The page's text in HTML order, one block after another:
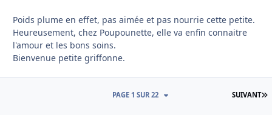
Poids plume en effet, pas aimée et pas nourrie cette petite.
Heureusement, chez Poupounette, elle va enfin connaitre
l'amour et les bons soins.
Bienvenue petite griffonne.
SUIVANT
PAGE 1 SUR 22